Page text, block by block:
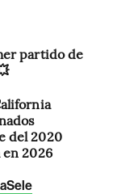
partido de
del 2020
2026